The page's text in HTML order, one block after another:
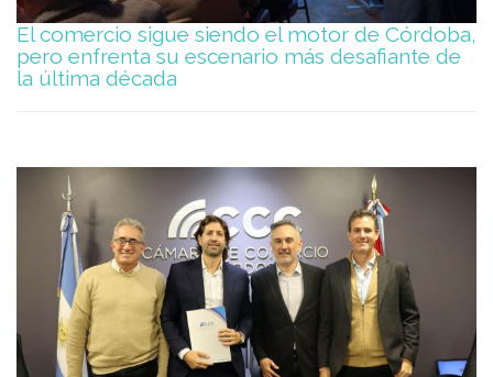
El comercio sigue siendo el motor de Córdoba,
pero enfrenta su escenario más desafiante de
la última década